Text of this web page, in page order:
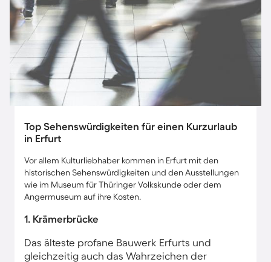
Top Sehenswürdigkeiten für einen Kurzurlaub
in Erfurt
Vor allem Kulturliebhaber kommen in Erfurt mit den
historischen Sehenswürdigkeiten und den Ausstellungen
wie im Museum für Thüringer Volkskunde oder dem
Angermuseum auf ihre Kosten.
1. Krämerbrücke
Das älteste profane Bauwerk Erfurts und
gleichzeitig auch das Wahrzeichen der